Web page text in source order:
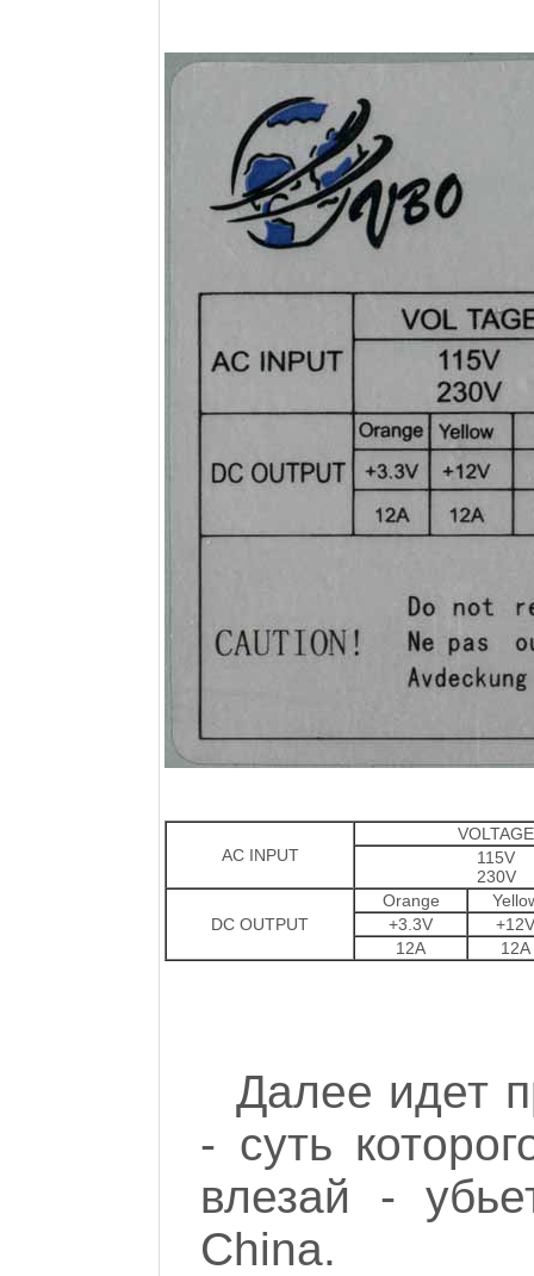
AC INPUT
VOLTAGE
115V
230V
DC OUTPUT
Orange
+3.3V
+12V
12A
12A
Далее идет
- суть
влезай -
China.